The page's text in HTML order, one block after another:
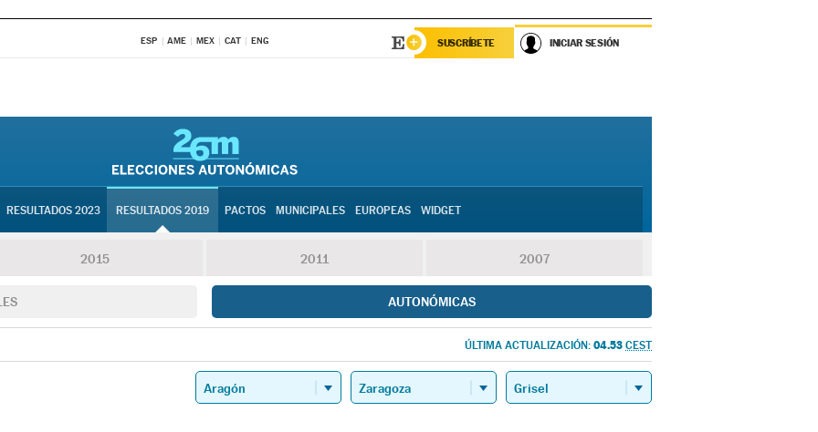
ESP AME MEX CAT ENG SUSCRÍBETE INICIAR SESIÓN
RESULTADOS 2023 RESULTADOS 2019 PACTOS MUNICIPALES EUROPEAS WIDGET
2015 2011 2007
AUTONÓMICAS
ÚLTIMA ACTUALIZACIÓN: 04.53 CEST